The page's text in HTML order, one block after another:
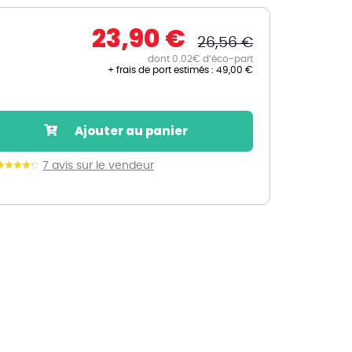
Découvrez nos marques
Nos marques de la nature
23,90 € 26,56 €
dont 0.02€ d’éco-part
+ frais de port estimés :49,00 €
7 avis sur le vendeur
Ajouter au panier